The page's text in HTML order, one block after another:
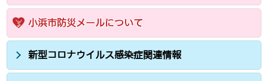
小浜市防災メールについて
新型コロナウイルス感染症関連情報